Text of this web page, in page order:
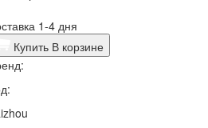
1-4 дня
Купить В корзине